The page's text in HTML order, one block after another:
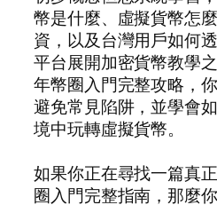
幣是什麼、虛擬貨幣怎
資，以及台灣用戶如何
平台展開加密貨幣教學
年幣圈入門完整攻略，
避免常見陷阱，並學會
境中玩轉虛擬貨幣。
如果你正在尋找一篇真
圈入門完整指南，那麼